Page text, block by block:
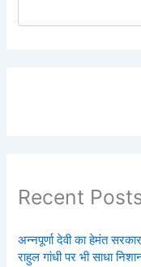
Recent
अन्नपूर्णा देवी का हेमंत
राहुल गांधी पर भी साधा